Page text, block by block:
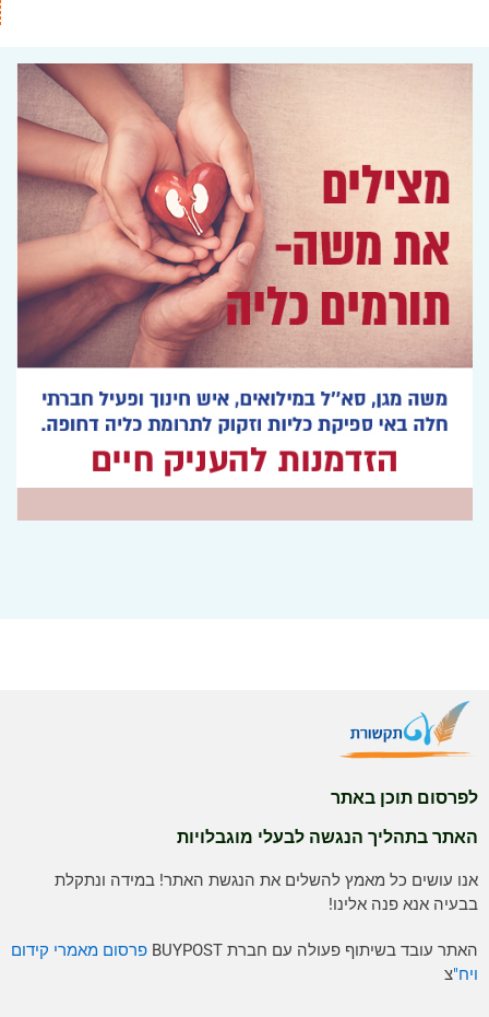
לפרסום תוכן באתר
האתר בתהליך הנגשה לבעלי מוגבלויות
אנו עושים כל מאמץ להשלים את הנגשת האתר! במידה ונתקלת
בבעיה אנא פנה אלינו!
האתר עובד בשיתוף פעולה עם חברת BUYPOST
פרסום מאמרי קידום
ויח"צ